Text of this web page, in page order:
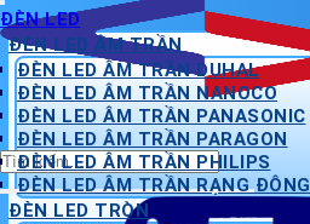
Tìm
kiếm:
ĐÈN LED
ĐÈN LED ÂM TRẦN
ĐÈN LED ÂM TRẦN DUHAL
ĐÈN LED ÂM TRẦN NANOCO
ĐÈN LED ÂM TRẦN PANASONIC
ĐÈN LED ÂM TRẦN PARAGON
ĐÈN LED ÂM TRẦN PHILIPS
ĐÈN LED ÂM TRẦN RẠNG ĐÔNG
ĐÈN LED TRÒN